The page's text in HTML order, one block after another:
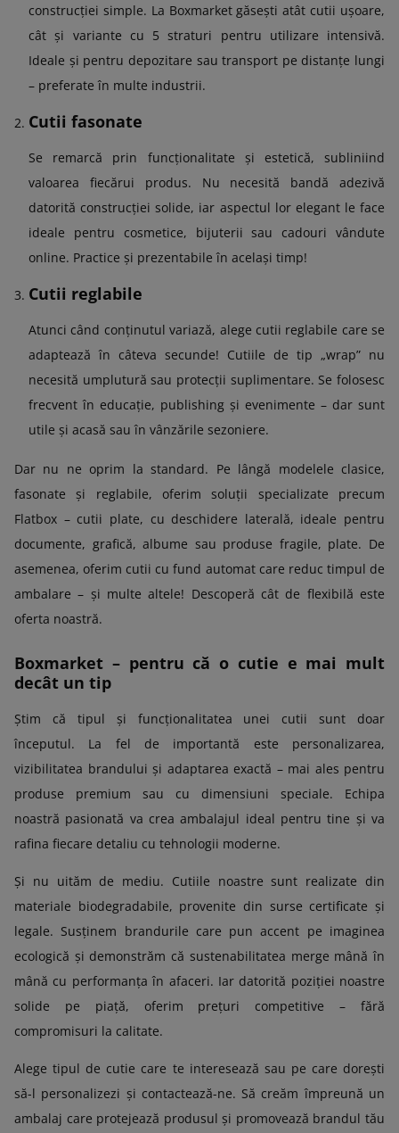
construcției simple. La Boxmarket găsești atât cutii ușoare,
cât și variante cu 5 straturi pentru utilizare intensivă.
Ideale și pentru depozitare sau transport pe distanțe lungi
– preferate în multe industrii.
Cutii fasonate
Se remarcă prin funcționalitate și estetică, subliniind
valoarea fiecărui produs. Nu necesită bandă adezivă
datorită construcției solide, iar aspectul lor elegant le face
ideale pentru cosmetice, bijuterii sau cadouri vândute
online. Practice și prezentabile în același timp!
Cutii reglabile
Atunci când conținutul variază, alege cutii reglabile care se
adaptează în câteva secunde! Cutiile de tip „wrap” nu
necesită umplutură sau protecții suplimentare. Se folosesc
frecvent în educație, publishing și evenimente – dar sunt
utile și acasă sau în vânzările sezoniere.
Dar nu ne oprim la standard. Pe lângă modelele clasice,
fasonate și reglabile, oferim soluții specializate precum
Flatbox – cutii plate, cu deschidere laterală, ideale pentru
documente, grafică, albume sau produse fragile, plate. De
asemenea, oferim cutii cu fund automat care reduc timpul de
ambalare – și multe altele! Descoperă cât de flexibilă este
oferta noastră.
Boxmarket – pentru că o cutie e mai mult
decât un tip
Știm că tipul și funcționalitatea unei cutii sunt doar
începutul. La fel de importantă este personalizarea,
vizibilitatea brandului și adaptarea exactă – mai ales pentru
produse premium sau cu dimensiuni speciale. Echipa
noastră pasionată va crea ambalajul ideal pentru tine și va
rafina fiecare detaliu cu tehnologii moderne.
Și nu uităm de mediu. Cutiile noastre sunt realizate din
materiale biodegradabile, provenite din surse certificate și
legale. Susținem brandurile care pun accent pe imaginea
ecologică și demonstrăm că sustenabilitatea merge mână în
mână cu performanța în afaceri. Iar datorită poziției noastre
solide pe piață, oferim prețuri competitive – fără
compromisuri la calitate.
Alege tipul de cutie care te interesează sau pe care dorești
să-l personalizezi și contactează-ne. Să creăm împreună un
ambalaj care protejează produsul și promovează brandul tău